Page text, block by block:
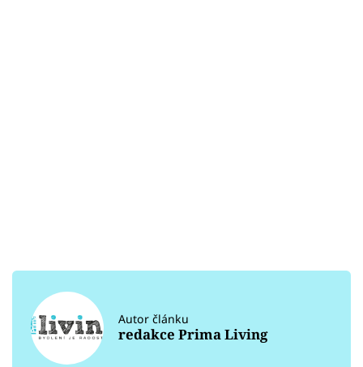
Autor článku
redakce Prima Living